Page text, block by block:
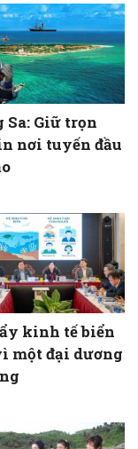
Sa: Giữ trọn
nơi tuyến đầu
kinh tế biển
một đại dương